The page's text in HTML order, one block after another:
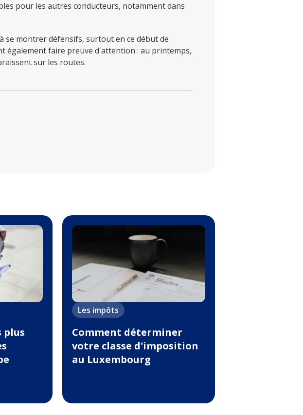
pour les autres conducteurs, notamment dans
se montrer défensifs, surtout en ce début de
également faire preuve d'attention : au printemps,
sur les routes.
plus
Les impôts
Comment déterminer
votre classe d'imposition
au Luxembourg